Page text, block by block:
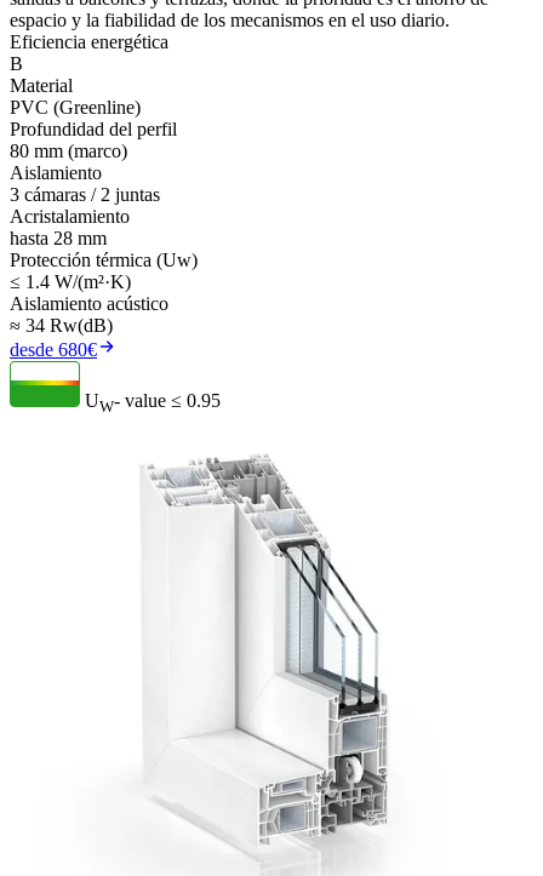
espacio y la fiabilidad de los mecanismos en el uso diario.
Eficiencia energética
B
Material
PVC (Greenline)
Profundidad del perfil
80 mm (marco)
Aislamiento
3 cámaras / 2 juntas
Acristalamiento
hasta 28 mm
Protección térmica (Uw)
≤ 1.4 W/(m²·K)
Aislamiento acústico
≈ 34 Rw(dB)
desde 680€
UW- value ≤ 0.95